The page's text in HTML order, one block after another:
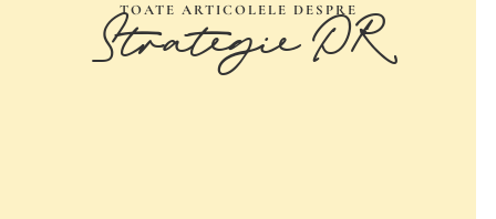
TOATE ARTICOLELE DESPRE
Strategie PR